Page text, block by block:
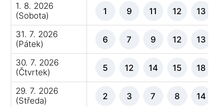
1. 8. 2026
(Sobota)
1 9 11 12 13
31. 7. 2026
(Pátek)
6 7 9 12 13
30. 7. 2026
(Čtvrtek)
5 12 14 15 18
29. 7. 2026
(Středa)
2 3 7 8 14